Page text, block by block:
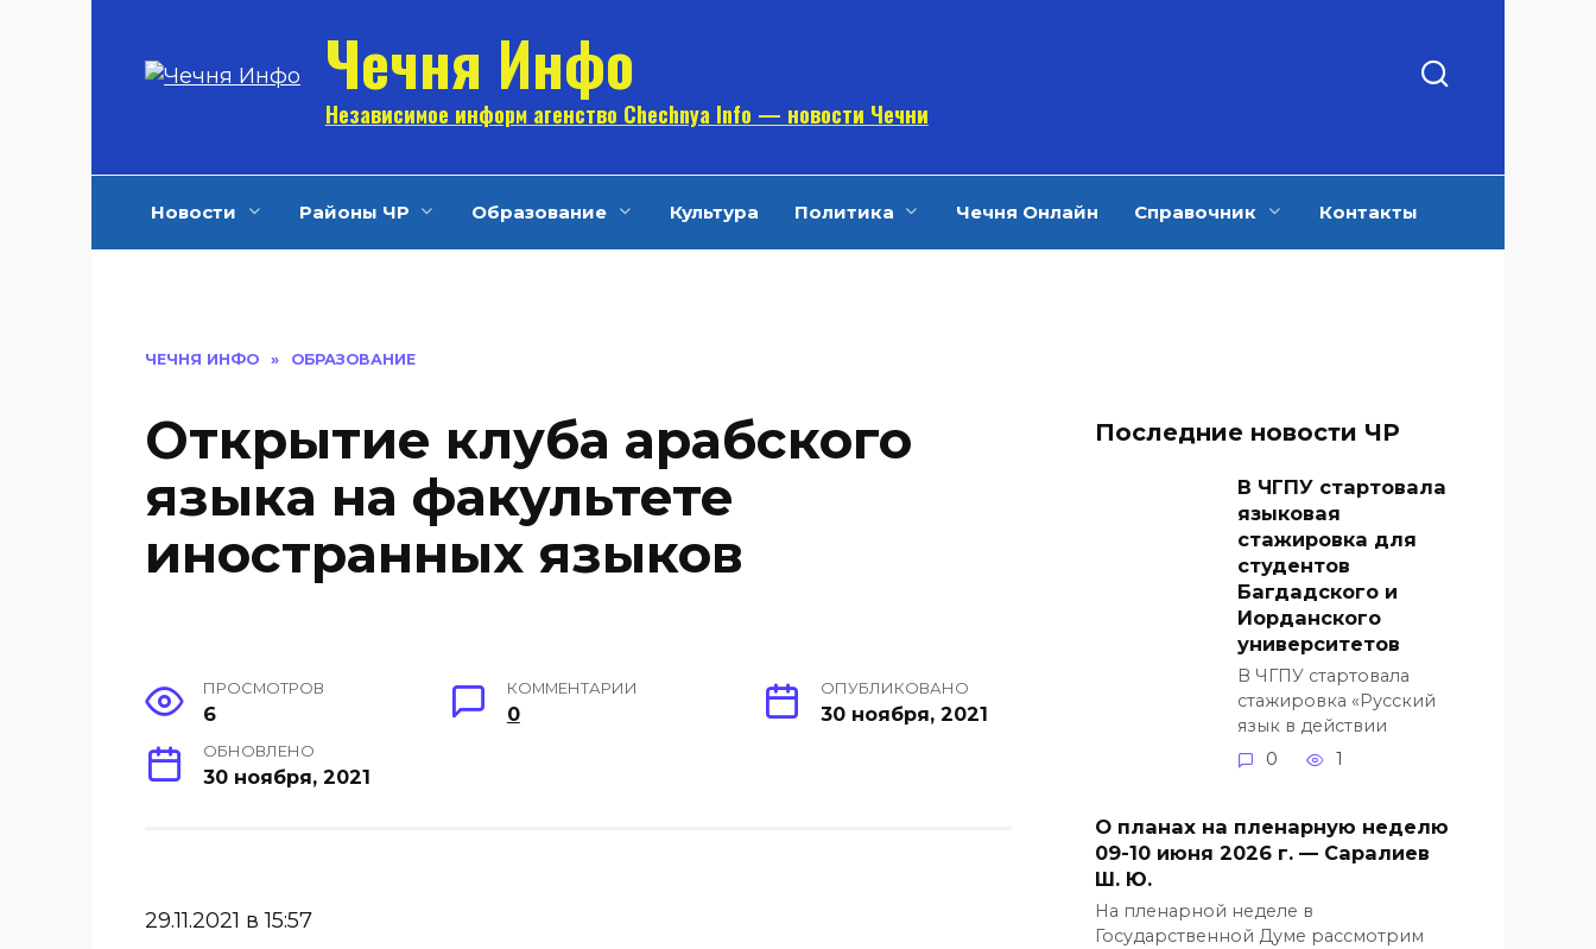
Чечня Инфо
Независимое информ агенство Chechnya Info — новости Чечни
Новости Районы ЧР Образование Культура Политика Чечня Онлайн Справочник Контакты
ЧЕЧНЯ ИНФО » ОБРАЗОВАНИЕ
Открытие клуба арабского
языка на факультете
иностранных языков
ПРОСМОТРОВ
6
КОММЕНТАРИИ
0
ОПУБЛИКОВАНО
30 ноября, 2021
ОБНОВЛЕНО
30 ноября, 2021
29.11.2021 в 15:57
Последние новости ЧР
В ЧГПУ стартовала
языковая
стажировка для
студентов
Багдадского и
Иорданского
университетов
В ЧГПУ стартовала
стажировка «Русский
язык в действии
0
1
О планах на пленарную неделю
09-10 июня 2026 г. — Саралиев
Ш. Ю.
На пленарной неделе в
Государственной Думе рассмотрим